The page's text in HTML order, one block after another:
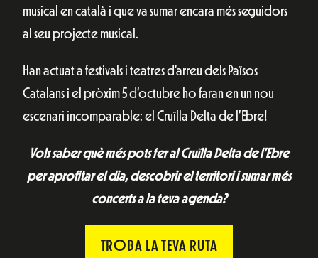
musical en català i que va sumar encara més seguidors
al seu projecte musical.
Han actuat a festivals i teatres d’arreu dels Països
Catalans i el pròxim 5 d’octubre ho faran en un nou
escenari incomparable: el Cruïlla Delta de l’Ebre!
Vols saber què més pots fer al Cruïlla Delta de l’Ebre
per aprofitar el dia, descobrir el territori i sumar més
concerts a la teva agenda?
TROBA LA TEVA RUTA